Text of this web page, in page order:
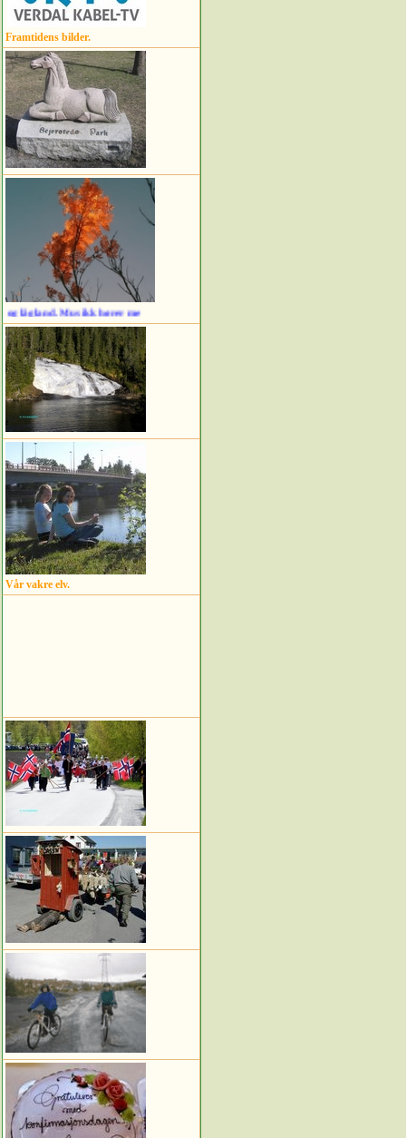
Framtidens bilder.
hører med
Vår vakre elv.